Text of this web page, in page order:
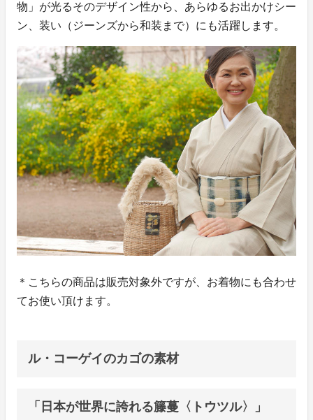
物」が光るそのデザイン性から、あらゆるお出かけシー
ン、装い（ジーンズから和装まで）にも活躍します。
＊こちらの商品は販売対象外ですが、お着物にも合わせ
てお使い頂けます。
ル・コーゲイのカゴの素材
「日本が世界に誇れる籐蔓〈トウツル〉」